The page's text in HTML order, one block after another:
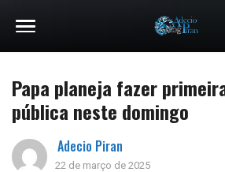
Papa planeja fazer
pública neste domingo
Adecio Piran
22 de março de 2025